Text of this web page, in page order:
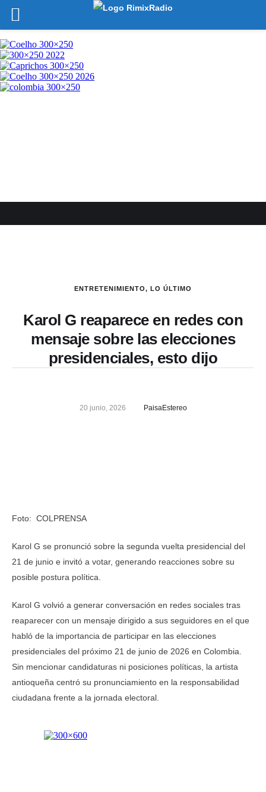
ENTRETENIMIENTO, LO ÚLTIMO
Karol G reaparece en redes con
mensaje sobre las elecciones
presidenciales, esto dijo
20 junio, 2026 PaisaEstereo
Foto: COLPRENSA
Karol G se pronunció sobre la segunda vuelta presidencial del
21 de junio e invitó a votar, generando reacciones sobre su
posible postura política.
Karol G volvió a generar conversación en redes sociales tras
reaparecer con un mensaje dirigido a sus seguidores en el que
habló de la importancia de participar en las elecciones
presidenciales del próximo 21 de junio de 2026 en Colombia.
Sin mencionar candidaturas ni posiciones políticas, la artista
antioqueña centró su pronunciamiento en la responsabilidad
ciudadana frente a la jornada electoral.